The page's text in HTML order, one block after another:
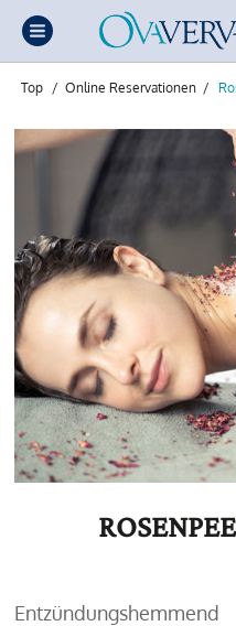
Top / Online Reservationen /
Entzündungshemmend